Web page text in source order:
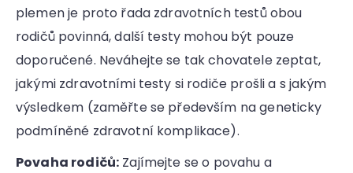
plemen je proto řada zdravotních testů obou
rodičů povinná, další testy mohou být pouze
doporučené. Neváhejte se tak chovatele zeptat,
jakými zdravotními testy si rodiče prošli a s jakým
výsledkem (zaměřte se především na geneticky
podmíněné zdravotní komplikace).
Povaha rodičů: Zajímejte se o povahu a